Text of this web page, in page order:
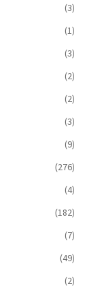
(3)
(1)
(3)
(2)
(2)
(3)
(9)
(276)
(4)
(182)
(7)
(49)
(2)